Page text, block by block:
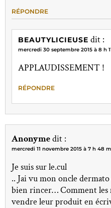
RÉPONDRE
BEAUTYLICIEUSE dit :
mercredi 30 septembre 2015 à 8 h
APPLAUDISSEMENT !
RÉPONDRE
Anonymedit :
mercredi 11 novembre 2015 à 7 h 48
Je suis sur le.cul
.. Jai vu mon oncle
bien rincer… Comment les
vendre leur produit en